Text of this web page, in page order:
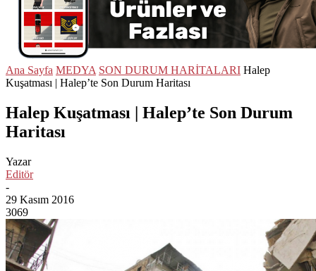
Ana Sayfa MEDYA SON DURUM HARİTALARI Halep
Kuşatması | Halep’te Son Durum Haritası
Halep Kuşatması | Halep’te Son Durum
Haritası
Yazar
Editör
-
29 Kasım 2016
3069